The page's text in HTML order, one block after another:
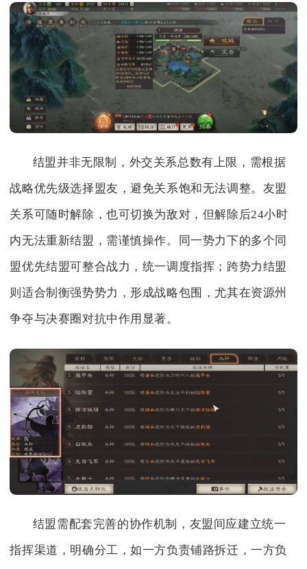
结盟并非无限制，外交关系总数有上限，需根据
战略优先级选择盟友，避免关系饱和无法调整。友盟
关系可随时解除，也可切换为敌对，但解除后24小时
内无法重新结盟，需谨慎操作。同一势力下的多个同
盟优先结盟可整合战力，统一调度指挥；跨势力结盟
则适合制衡强势势力，形成战略包围，尤其在资源州
争夺与决赛圈对抗中作用显著。
结盟需配套完善的协作机制，友盟间应建立统一
指挥渠道，明确分工，如一方负责铺路拆迁，一方负